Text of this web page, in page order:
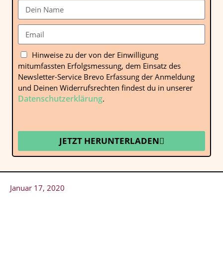
Hinweise zu der von der Einwilligung
mitumfassten Erfolgsmessung, dem Einsatz des
Newsletter-Service Brevo Erfassung der Anmeldung
und Deinen Widerrufsrechten findest du in unserer
Datenschutzerklärung.
JETZT HERUNTERLADEN
Januar 17, 2020